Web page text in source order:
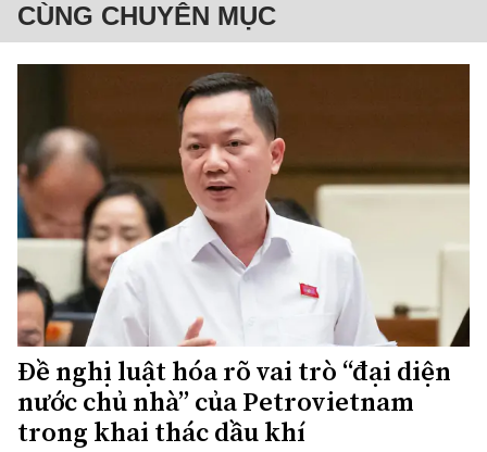
CÙNG CHUYÊN MỤC
Đề nghị luật hóa rõ vai trò “đại diện
nước chủ nhà” của Petrovietnam
trong khai thác dầu khí